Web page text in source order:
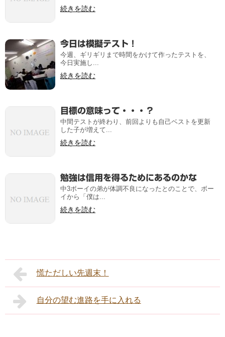
続きを読む
今日は模擬テスト！
今週、ギリギリまで時間をかけて作ったテストを、
今日実施し...
続きを読む
目標の意味って・・・？
中間テストが終わり、前回よりも自己ベストを更新
した子が増えて...
続きを読む
勉強は信用を得るためにあるのかな
中3ボーイの弟が体調不良になったとのことで、ボー
イから「僕は...
続きを読む
慌ただしい先週末！
自分の望む進路を手に入れる